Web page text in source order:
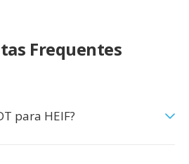
Frequentes
para HEIF?